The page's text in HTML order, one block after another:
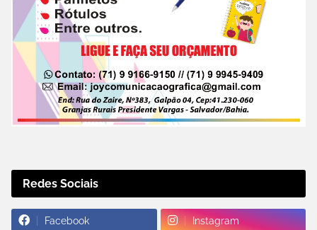
Redes Sociais
Facebook Instagram